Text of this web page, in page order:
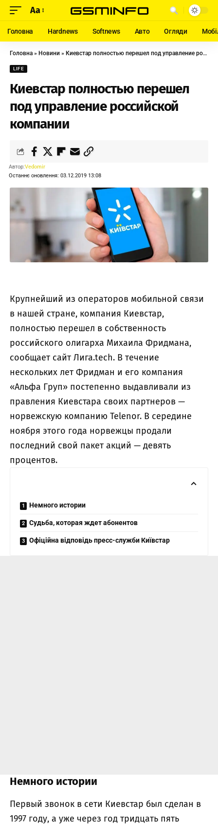
Aa
Головна Hardnews Softnews Авто Огляди
Головна » Новини » Киевстар полностью перешел под управление российской компании
LIFE
Киевстар полностью перешел
под управление российской
компании
Останнє оновлення: 03.12.2019 13:08
Автор:Vedomir
Крупнейший из операторов мобильной связи
в нашей стране, компания Киевстар,
полностью перешел в собственность
российского олигарха Михаила Фридмана,
сообщает сайт Лига.tech. В течение
нескольких лет Фридман и его компания
«Альфа Груп» постепенно выдавливали из
правления Киевстара своих партнеров —
норвежскую компанию Telenor. В середине
ноября этого года норвежцы продали
последний свой пакет акций — девять
процентов.
Немного истории
Судьба, которая ждет абонентов
Офіційна відповідь пресс-служби Київстар
Немного истории
Первый звонок в сети Киевстар был сделан в
1997 году, а уже через год тридцать пять